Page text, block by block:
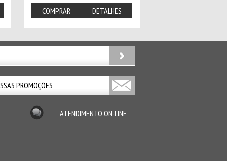
COMPRAR DETALHES
ATENDIMENTO ON-LINE